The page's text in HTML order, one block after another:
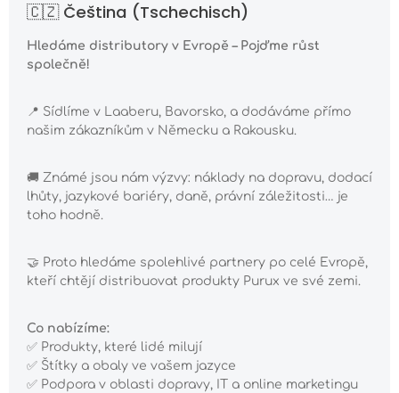
🇨🇿 Čeština (Tschechisch)
Hledáme distributory v Evropě – Pojďme růst
společně!
📍 Sídlíme v Laaberu, Bavorsko, a dodáváme přímo
našim zákazníkům v Německu a Rakousku.
🚚 Známé jsou nám výzvy: náklady na dopravu, dodací
lhůty, jazykové bariéry, daně, právní záležitosti… je
toho hodně.
🤝 Proto hledáme spolehlivé partnery po celé Evropě,
kteří chtějí distribuovat produkty Purux ve své zemi.
Co nabízíme:
✅ Produkty, které lidé milují
✅ Štítky a obaly ve vašem jazyce
✅ Podpora v oblasti dopravy, IT a online marketingu